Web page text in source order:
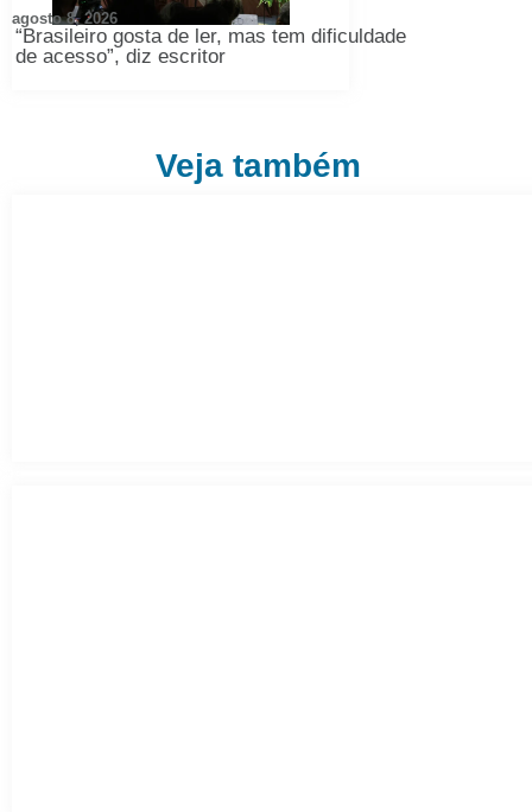
“Brasileiro gosta de ler, mas tem dificuldade
de acesso”, diz escritor
agosto 8, 2026
Veja também